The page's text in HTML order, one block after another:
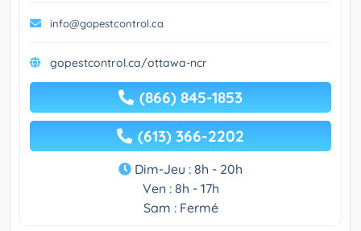
info@gopestcontrol.ca
gopestcontrol.ca/ottawa-ncr
(866) 845-1853
(613) 366-2202
Dim-Jeu : 8h - 20h
Ven : 8h - 17h
Sam : Fermé